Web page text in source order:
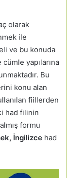
olarak
ile
ve bu konuda
yapılarına
Bu
konu alan
fiillerden
had filinin
formu
İngilizce had